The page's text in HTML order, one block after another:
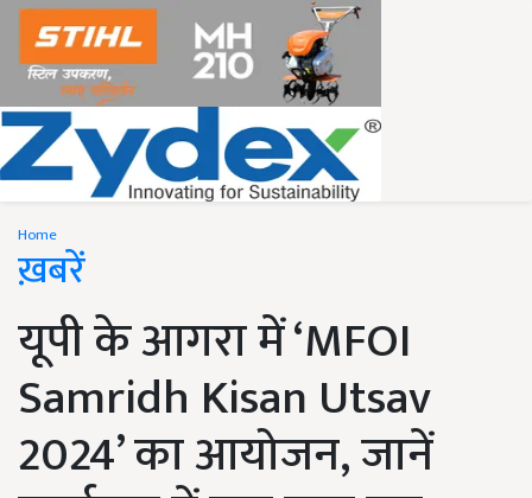
Home
ख़बरें
यूपी के आगरा में ‘MFOI
Samridh Kisan Utsav
2024’ का आयोजन, जानें